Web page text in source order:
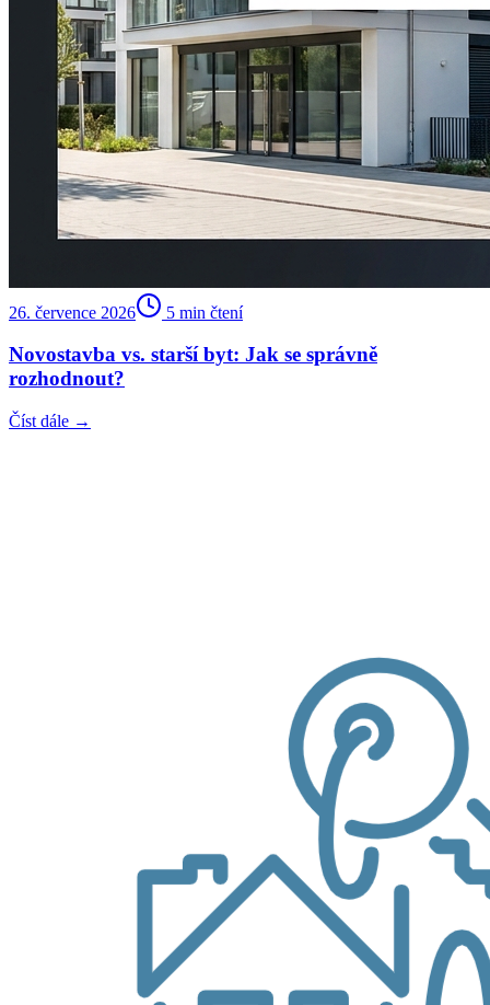
26. července 2026 5 min čtení
Novostavba vs. starší byt: Jak se správně
rozhodnout?
Číst dále →